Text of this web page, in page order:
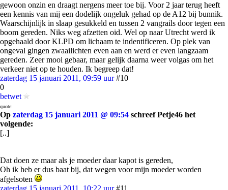
gewoon onzin en draagt nergens meer toe bij. Voor 2 jaar terug heeft
een kennis van mij een dodelijk ongeluk gehad op de A12 bij bunnik.
Waarschijnlijk in slaap gesukkeld en tussen 2 vangrails door tegen een
boom gereden. Niks weg afzetten oid. Wel op naar Utrecht werd ik
opgehaald door KLPD om lichaam te indentificeren. Op plek van
ongeval gingen zwaailichten even aan en werd er even langzaam
gereden. Zeer mooi gebaar, maar gelijk daarna weer volgas om het
verkeer niet op te houden. Ik begreep dat!
zaterdag 15 januari 2011, 09:59 uur #10
0
betwet
quote:
Op zaterdag 15 januari 2011 @ 09:54 schreef Petje46 het
volgende:
[..]
Dat doen ze maar als je moeder daar kapot is gereden,
Oh ik heb er dus baat bij, dat wegen voor mijn moeder worden
afgelsoten
zaterdag 15 januari 2011, 10:22 uur #11